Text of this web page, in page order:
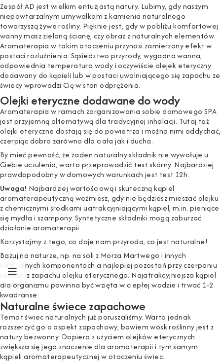
Zespół AD jest wielkim entuzjastą natury. Lubimy, gdy naszym
niepowtarzalnym umywalkom z kamienia naturalnego
towarzyszą żywe rośliny. Pięknie jest, gdy w pobliżukomfortowej
wannymaszzieloną ścianę, czy obraz z naturalnych elementów.
Aromaterapia w takim otoczeniu przynosi zamierzony efekt w
postaci rozluźnienia. Sąsiedztwo przyrody,wygodna wanna,
odpowiednia temperatura wody i oczywiście olejek eteryczny
dodawany do kąpieli lub w postaci uwalniającego się zapachu ze
świecy wprowadzi Cię w stan odprężenia.
Olejki eteryczne dodawane do wody
Aromaterapia w ramach zorganizowania sobie domowego SPA
jest przyjemną alternatywą dla tradycyjnej inhalacji. Tutaj też
olejki eteryczne dostają się do powietrza i można nimi oddychać,
czerpiąc dobro zarówno dla ciała jak i ducha.
By mieć pewność, że żaden naturalny składnik nie wywołuje u
Ciebie uczulenia, warto przeprowadzić test skórny. Najbardziej
prawdopodobny w domowych warunkach jest test 12h.
Uwaga! Najbardziej wartościową i skuteczną kąpiel
aromaterapeutyczną weźmiesz, gdy nie będziesz mieszać olejku
z chemicznymi środkami uatrakcyjniającymi kąpiel, m.in. pieniące
się mydła i szampony. Syntetyczne składniki mogą zaburzać
działanie aromaterapii.
Korzystajmy z tego, co daje nam przyroda, co jest naturalne!
Bazuj na naturze, np. na soli z Morza Martwego i innych
naturalnych komponentach a najlepiej pozostań przy czerpaniu
radości z zapachu olejku eterycznego. Najatrakcyjniejsza kąpiel
dla organizmu powinna być wzięta w ciepłej wodzie i trwać 1-2
kwadranse.
Naturalne świece zapachowe
Temat świec naturalnych już poruszaliśmy. Warto jednak
rozszerzyć go o aspekt zapachowy, bowiem wosk roślinny jest z
natury bezwonny. Dopiero z użyciem olejków eterycznych
zwiększa się jego znaczenie dla aromaterapii i tym samym
kąpieli aromaterapeutycznej w otoczeniu świec.